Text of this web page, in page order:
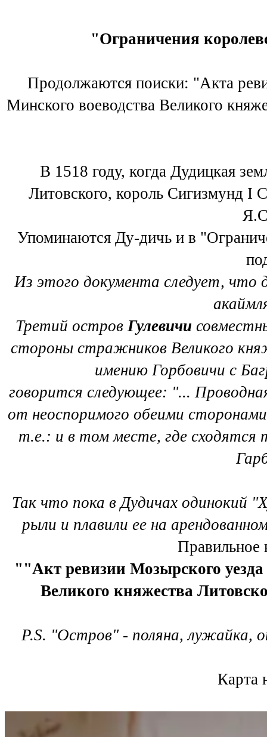
"Ограничения
Продолжаются поиски: "Акта
Минского воеводства Великого
В 1518 году, когда Дудицкая
Литовского, король Сигизмунд I
Упоминаются Ду-дичь и в
Из этого документа следует, что
Третий островГулевичи
стороны стражников Великого
имению Горбовичи с
говорится следующее: "...
от неоспоримого обеими
т.е.: и в том месте, где сходятся
Так что пока в Дудичах одинокий
рыли и плавили ее на
Правильное
""Акт ревизии Мозырского
Великого княжества
P.S. "Остров" - поляна, лужайка,
Карта